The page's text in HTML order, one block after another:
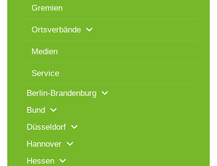
Gremien
Ortsverbände
Medien
Service
Berlin-Brandenburg
Bund
Düsseldorf
Hannover
Hessen